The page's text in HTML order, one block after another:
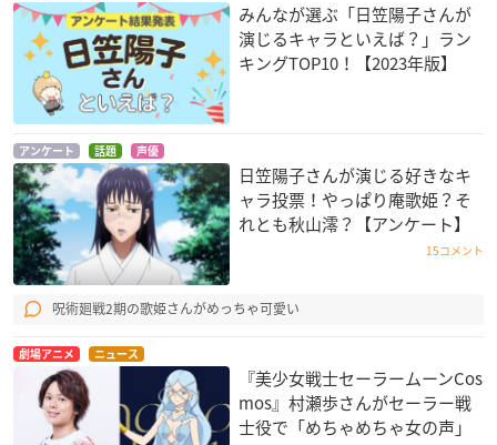
されど罪人は竜と踊
る
ジヴーニャ
一人之下 the outcas
夏禾（なつか）
ト）
宇宙よりも遠い場所
前川かなえ
十二大戦
異能肉
スティール・ルーラ
みんなが選ぶ「日笠陽子さんが
演じるキャラといえば？」ラン
キングTOP10！【2023年版】
アンケート 話題 声優
日笠陽子さんが演じる好きなキ
ャラ投票！やっぱり庵歌姫？そ
れとも秋山澪？【アンケート】
15コメント
呪術廻戦2期の歌姫さんがめっちゃ可愛い
劇場アニメ ニュース
『美少女戦士セーラームーンCos
mos』村瀬歩さんがセーラー戦
士役で「めちゃめちゃ女の声」